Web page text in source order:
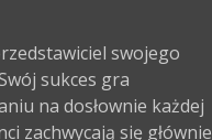
swojego
sukces gra
na dosłownie każdej
zachwycają się głównie